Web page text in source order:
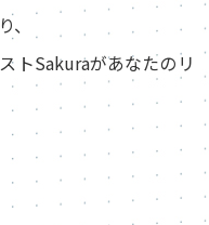
トSakuraがあなたのリ